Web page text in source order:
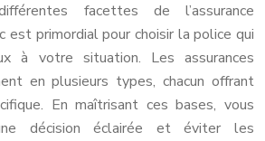
facettes de l’assurance
est primordial pour choisir la police qui
à votre situation. Les assurances
en plusieurs types, chacun offrant
En maîtrisant ces bases, vous
décision éclairée et éviter les